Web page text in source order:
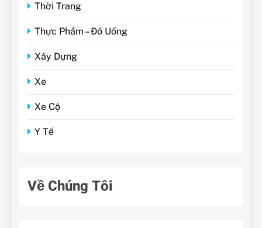
Thời Trang
Thực Phẩm – Đồ Uống
Xây Dựng
Xe
Xe Cộ
Y Tế
Về Chúng Tôi